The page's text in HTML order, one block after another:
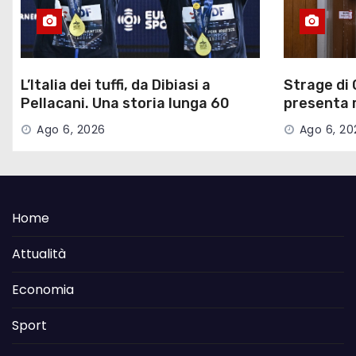
L’Italia dei tuffi, da Dibiasi a
Pellacani. Una storia lunga 60
anniAgo 6, 2026
Strage di
presenta
parte
Ago 6,
Home
Attualità
Economia
Sport